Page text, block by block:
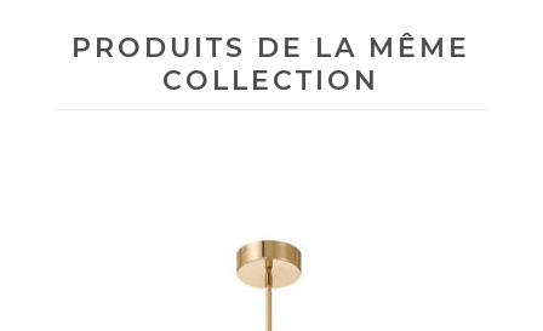
PRODUITS DE LA MÊME
COLLECTION